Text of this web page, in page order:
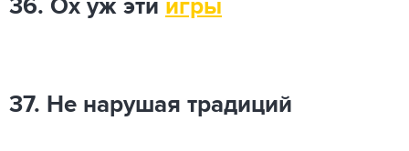
36. Ох уж эти игры
37. Не нарушая традиций